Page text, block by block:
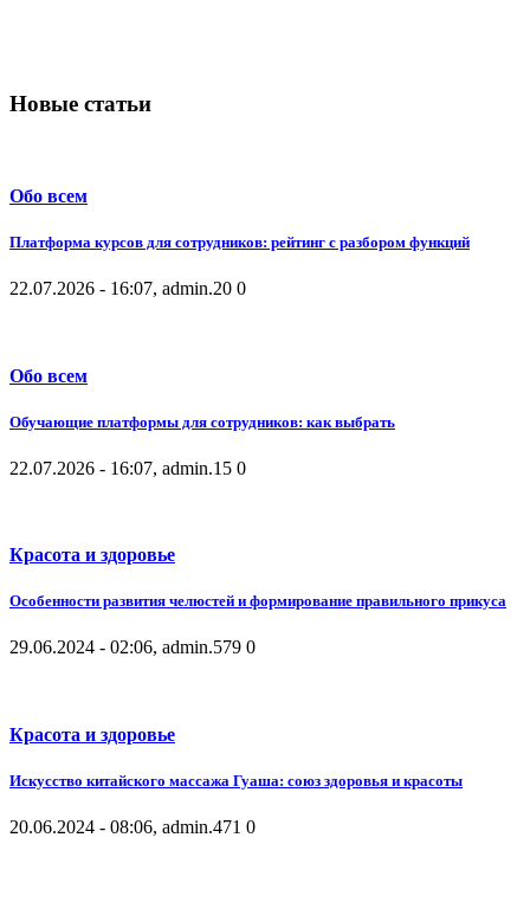
Новые статьи
Обо всем
Платформа курсов для сотрудников: рейтинг с разбором функций
22.07.2026 - 16:07, admin.20 0
Обо всем
Обучающие платформы для сотрудников: как выбрать
22.07.2026 - 16:07, admin.15 0
Красота и здоровье
Особенности развития челюстей и формирование правильного прикуса
29.06.2024 - 02:06, admin.579 0
Красота и здоровье
Искусство китайского массажа Гуаша: союз здоровья и красоты
20.06.2024 - 08:06, admin.471 0